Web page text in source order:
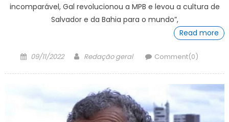
incomparável, Gal revolucionou a MPB e levou a cultura de
Salvador e da Bahia para o mundo”,
Read more
Posted
09/11/2022 Author
Redação geral Comment(0)